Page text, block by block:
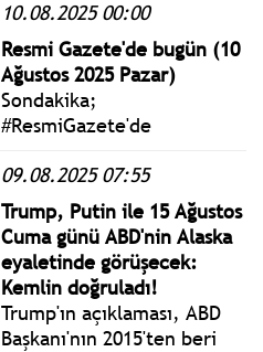
Pazartesi yönetmelik,
genelge ve tebliğler
takip edebilirsiniz.
10.08.2025 00:00
Resmi Gazete'de bugün (10
Ağustos 2025 Pazar)
Sondakika;
#ResmiGazete'de
Pazar yönetmelik, genelge
ve tebliğler
takip edebilirsiniz.
09.08.2025 07:55
Trump, Putin ile 15 Ağustos
Cuma günü ABD'nin Alaska
eyaletinde görüşecek:
Kemlin doğruladı!
Trump'ın açıklaması, ABD
Başkanı'nın 2015'ten beri